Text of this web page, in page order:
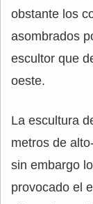
obstante los
asombrados
escultor que
oeste.
La escultura
metros de
sin embargo
provocado el